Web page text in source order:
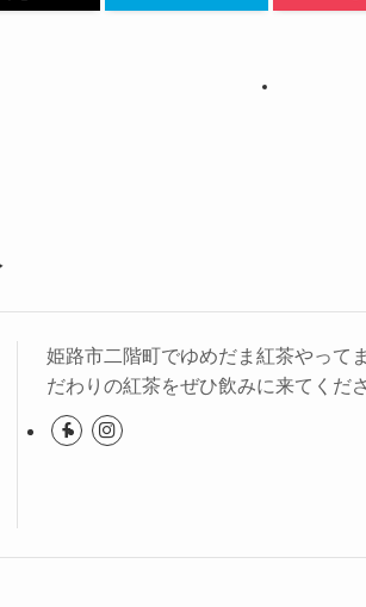
姫路市二階町でゆめだま紅茶やって
だわりの紅茶をぜひ飲みに来てくださ